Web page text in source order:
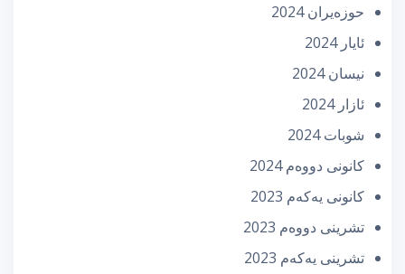
حوزه‌یران 2024
ئایار 2024
نیسان 2024
ئازار 2024
شوبات 2024
كانونی دووه‌م 2024
كانونی یه‌كه‌م 2023
تشرینی دووه‌م 2023
تشرینی یه‌كه‌م 2023